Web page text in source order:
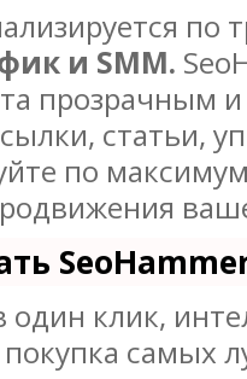
по
и SMM.
прозрачным
статьи,
по
клик,
самых